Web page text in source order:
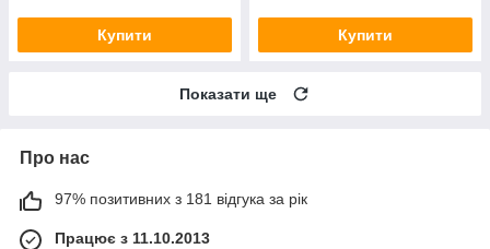
Купити Купити
Показати ще
Про нас
97% позитивних з 181 відгука за рік
Працює з 11.10.2013